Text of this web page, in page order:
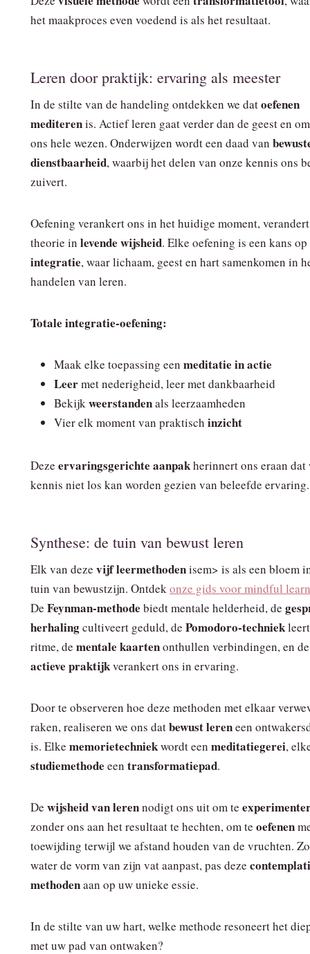
het maakproces even voedend is als het resultaat.
Leren door praktijk: ervaring als meester
In de stilte van de handeling ontdekken we datoefenen
mediterenis. Actief leren gaat verder dan de geest en
ons hele wezen. Onderwijzen wordt een daad van
dienstbaarheid, waarbij het delen van onze kennis ons
zuivert.
Oefening verankert ons in het huidige moment, verandert
theorie in levende wijsheid. Elke oefening is een kans op
integratie, waar lichaam, geest en hart samenkomen in
handelen van leren.
Totale integratie‑oefening:
Maak elke toepassing een meditatie in actie
Leermet nederigheid, leer met dankbaarheid
Bekijkweerstandenals leerzaamheden
Vier elk moment van praktisch inzicht
Deze ervaringsgerichte aanpakherinnert ons eraan dat
kennis niet los kan worden gezien van beleefde ervaring.
Synthese: de tuin van bewust leren
Elk van deze vijf leermethodenisem> is als een bloem
tuin van bewustzijn. Ontdekonze gids voor mindful
De Feynman-methode biedt mentale helderheid, de
herhalingcultiveert geduld, de Pomodoro-techniekleert
ritme, de mentale kaartenonthullen verbindingen, en de
actieve praktijkverankert ons in ervaring.
Door te observeren hoe deze methoden met elkaar
raken, realiseren we ons datbewust lereneen
is. Elke memorietechniekwordt een meditatiegerei,
studiemethode een transformatiepad.
De wijsheid van lerennodigt ons uit om te
zonder ons aan het resultaat te hechten, om te oefenen
toewijding terwijl we afstand houden van de vruchten.
water de vorm van zijn vat aanpast, pas deze
methodenaan op uw unieke essie.
In de stilte van uw hart, welke methode resoneert het
met uw pad van ontwaken?